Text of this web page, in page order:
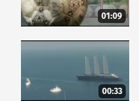
01:09
00:33